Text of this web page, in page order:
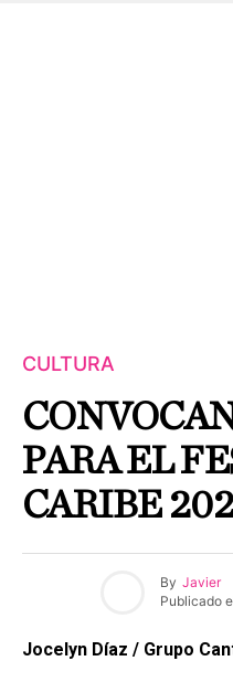
CULTURA
PARA EL
CARIBE
By Javier
Publicado
Jocelyn Díaz / Grupo